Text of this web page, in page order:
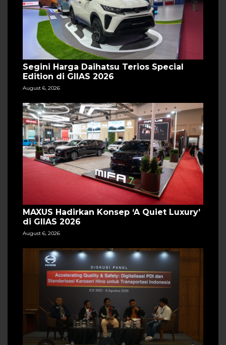
Segini Harga Daihatsu Terios Special
Edition di GIIAS 2026
August 6, 2026
MAXUS Hadirkan Konsep ‘A Quiet Luxury’
di GIIAS 2026
August 6, 2026